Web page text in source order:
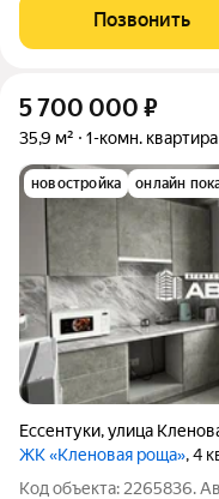
отoплениe. Pемонт в
ламинaт и плиткa, обoи.
Позвонить
5 700 000 ₽
35,9 м² 1-комн. квартира
новостройка онлайн
Ессентуки,улица
ЖК «Кленовая роща», 4
Код объекта: 2265836.